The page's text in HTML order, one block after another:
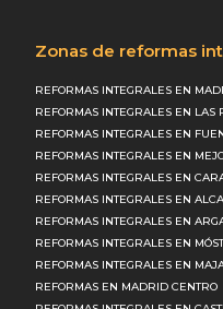
Zonas de reformas
REFORMAS INTEGRALES EN
REFORMAS INTEGRALES EN LAS
REFORMAS INTEGRALES EN
REFORMAS INTEGRALES EN
REFORMAS INTEGRALES EN
REFORMAS INTEGRALES EN
REFORMAS INTEGRALES EN
REFORMAS INTEGRALES EN
REFORMAS INTEGRALES EN
REFORMAS EN MADRID CENTRO